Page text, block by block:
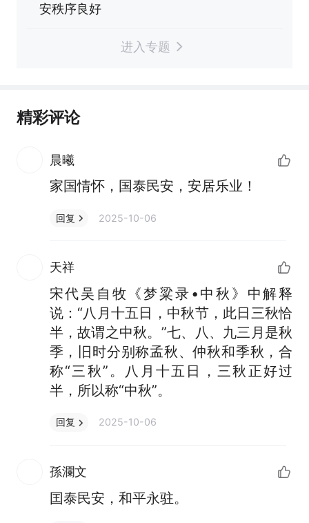
安秩序良好
进入专题
精彩评论
晨曦
家国情怀，国泰民安，安居乐业！
回复 2025-10-06
天祥
宋代吴自牧《梦粱录•中秋》中解释
说：“八月十五日，中秋节，此日三秋恰
半，故谓之中秋。”七、八、九三月是秋
季，旧时分别称孟秋、仲秋和季秋，合
称“三秋”。八月十五日，三秋正好过
半，所以称“中秋”。
回复 2025-10-06
孫瀾文
囯泰民安，和平永驻。